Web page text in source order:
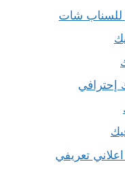
للسناب شات
إحترافي
تعريفي